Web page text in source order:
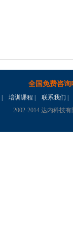
全国免费咨询
培训课程 联系我们
2002-2014 达内科技